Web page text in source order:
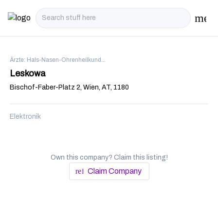
Ärzte: Hals-Nasen-Ohrenheilkunde (Fachärzte) in Wien
Leskowa
Bischof-Faber-Platz 2, Wien, AT, 1180
Elektronik
Own this company? Claim this listing!
refreshClaim Company